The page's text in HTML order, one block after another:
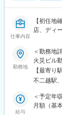
仕事内容
【初任地
店、ディ
■業務内
ます。
・代理店
提案等の
金庫、自
業代理店
です。
・損害サ
勤務地
＜勤務地
火災ビル
策：屋内
ーク含む）
【最寄り駅
不二越駅
給与
＜予定年
月額（基